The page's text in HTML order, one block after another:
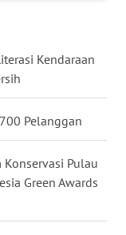
Kendaraan
Pelanggan
Konservasi Pulau
Green Awards